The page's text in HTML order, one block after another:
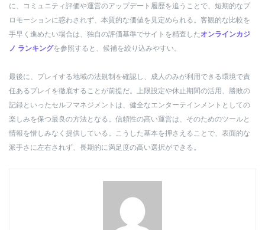
に、コミュニティ評価や運営のアップデート履歴を追うことで、短期的なプ
ロモーションに惑わされず、本質的な価値を見定められる。客観的な比較を
手早く進めたい場合は、独自の評価基準でサイトを精査したオンラインカジ
ノ ランキングを参照すると、候補を絞り込みやすい。
最後に、プレイする地域の法規制を確認し、成人のみが利用できる環境で責
任あるプレイを徹底することが前提だ。上限設定や休止期間の活用、勝敗の
記録といったセルフマネジメントは、健全なエンターテインメントとしての
楽しみを保つ最良の方法となる。信頼性の高い運営は、そのためのツールと
情報を惜しみなく提供している。こうした基本を押さえることで、表面的な
派手さに左右されず、長期的に満足度の高い選択ができる。